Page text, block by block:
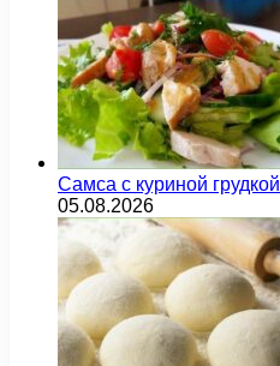
Самса с куриной грудкой
05.08.2026